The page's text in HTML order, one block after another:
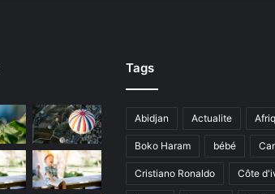
Tags
Abidjan Actualite
Boko Haram bébé
Cristiano Ronaldo Côte